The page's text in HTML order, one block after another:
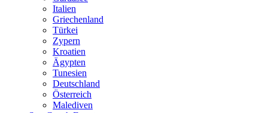
Italien
Griechenland
Türkei
Zypern
Kroatien
Ägypten
Tunesien
Deutschland
Österreich
Malediven